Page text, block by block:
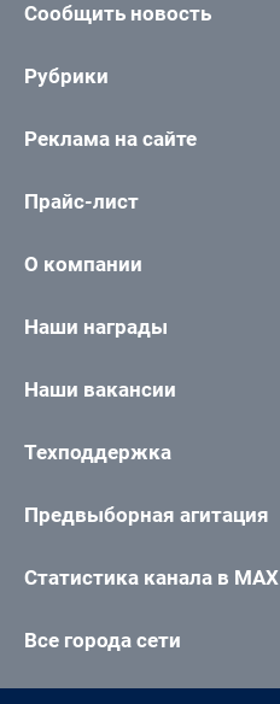
Сообщить новость
Рубрики
Реклама на сайте
Прайс-лист
О компании
Наши награды
Наши вакансии
Техподдержка
Предвыборная агитация
Статистика канала в MAX
Все города сети